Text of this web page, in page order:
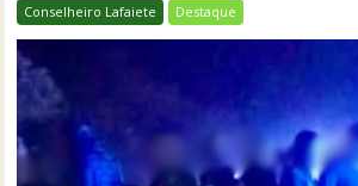
Conselheiro Lafaiete Destaque